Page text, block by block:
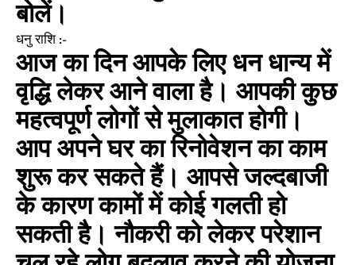
बोलें।
धनु राशि :-
आज का दिन आपके लिए धन धान्य में
वृद्धि लेकर आने वाला है। आपकी कुछ
महत्वपूर्ण लोगों से मुलाकात होगी।
आप अपने घर का रिनोवेशन का काम
शुरू कर सकते हैं। आपसे जल्दबाजी
के कारण कामों में कोई गलती हो
सकती है। नौकरी को लेकर परेशान